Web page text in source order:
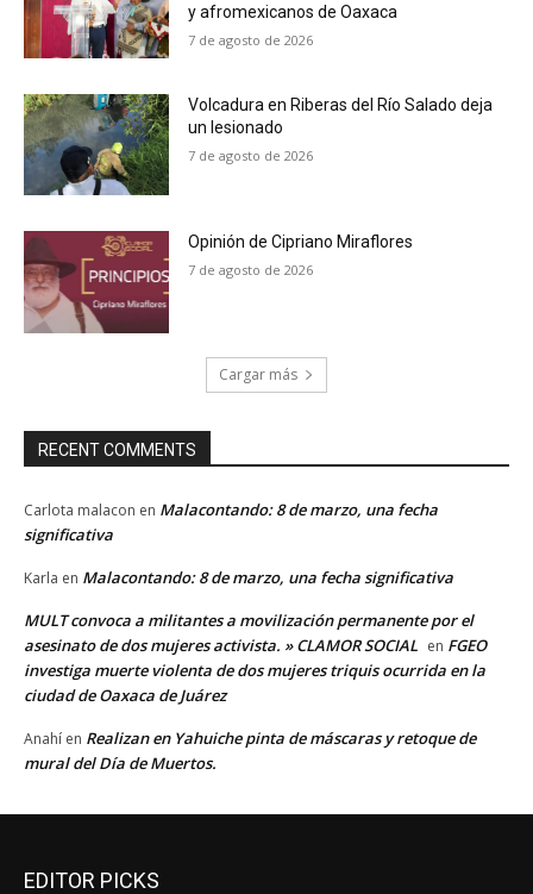
y afromexicanos de Oaxaca
7 de agosto de 2026
Volcadura en Riberas del Río Salado deja
un lesionado
7 de agosto de 2026
Opinión de Cipriano Miraflores
7 de agosto de 2026
Cargar más
RECENT COMMENTS
Carlota malacon en Malacontando: 8 de marzo, una fecha
significativa
Karla en Malacontando: 8 de marzo, una fecha significativa
MULT convoca a militantes a movilización permanente por el
asesinato de dos mujeres activista. » CLAMOR SOCIAL en FGEO
investiga muerte violenta de dos mujeres triquis ocurrida en la
ciudad de Oaxaca de Juárez
Anahí en Realizan en Yahuiche pinta de máscaras y retoque de
mural del Día de Muertos.
EDITOR PICKS